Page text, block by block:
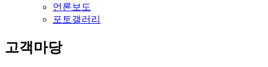
언론보도
포토갤러리
고객마당